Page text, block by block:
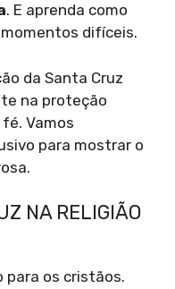
. E aprenda como
difíceis.
da Santa Cruz
na proteção
Vamos
para mostrar o
NA RELIGIÃO
para os cristãos.